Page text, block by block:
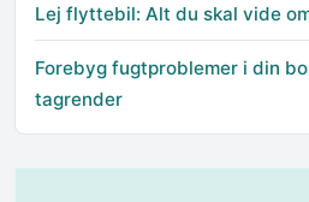
Lej flyttebil: Alt du skal vide
Forebyg fugtproblemer i din
tagrender